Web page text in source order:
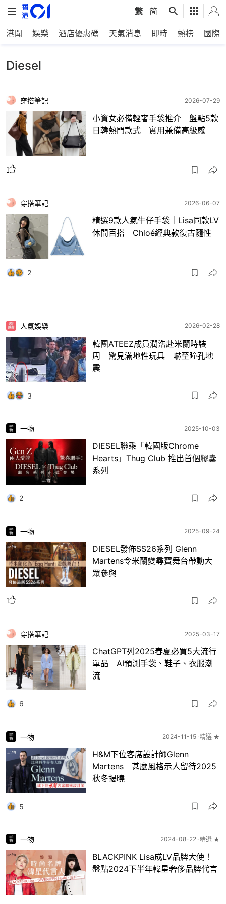
繁 简
港聞 娛樂 酒店優惠碼 天氣消息 即時 熱榜 國際
Diesel
穿搭筆記 2026-07-29
小資女必備輕奢手袋推介 盤點5款
日韓熱門款式 實用兼備高級感
穿搭筆記 2026-06-07
精選9款人氣牛仔手袋｜Lisa同款LV
休閒百搭 Chloé經典款復古隨性
2
人氣娛樂 2026-02-28
韓團ATEEZ成員潤浩赴米蘭時裝
周 驚見滿地性玩具 嚇至瞳孔地
震
3
一物 2025-10-03
DIESEL聯乘「韓國版Chrome
Hearts」Thug Club 推出首個膠囊
系列
2
一物 2025-09-24
DIESEL發佈SS26系列 Glenn
Martens令米蘭變尋寶舞台帶動大
眾參與
穿搭筆記 2025-03-17
ChatGPT列2025春夏必買5大流行
單品 AI預測手袋、鞋子、衣服潮
流
6
一物 2024-11-15 精選 ★
H&M下位客席設計師Glenn
Martens 甚麼風格示人留待2025
秋冬揭曉
5
一物 2024-08-22 精選 ★
BLACKPINK Lisa成LV品牌大使！
盤點2024下半年韓星奢侈品牌代言